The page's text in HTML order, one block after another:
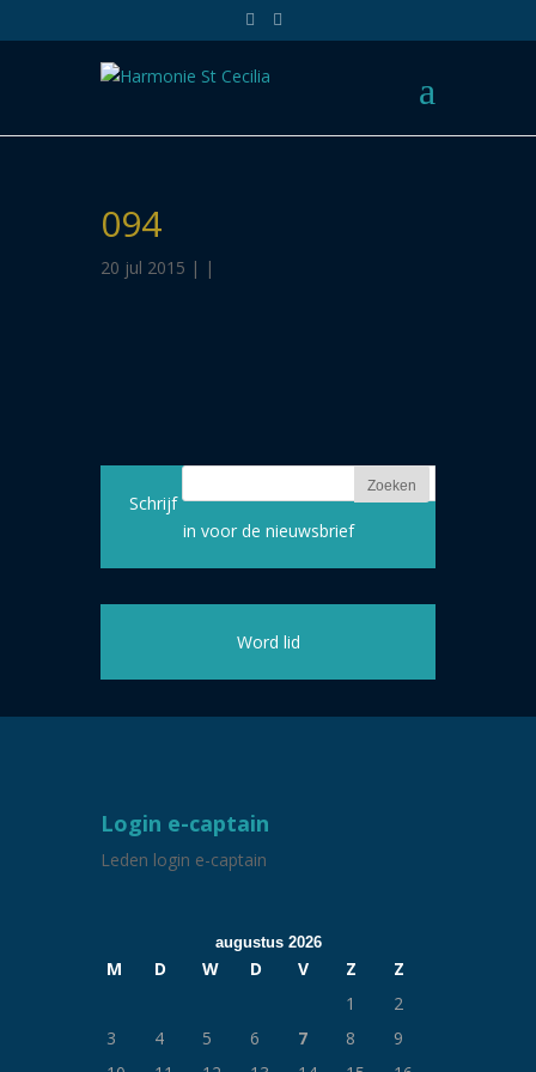
094
20 jul 2015 | |
Schrijf
in voor de nieuwsbrief
Word lid
Login e-captain
Leden login e-captain
augustus 2026
M D W D V Z
Z
1
2
3
4 5 6 7 8
9